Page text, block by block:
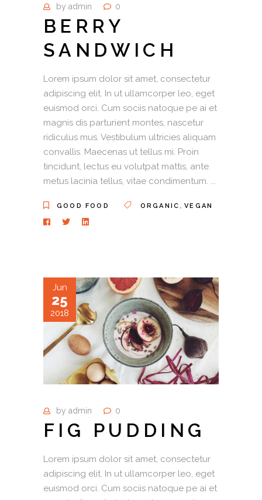
by admin 0
BERRY
SANDWICH
Lorem ipsum dolor sit amet, consectetur
adipiscing elit. In ut ullamcorper leo, eget
euismod orci. Cum sociis natoque pe ai et
magnis dis parturient montes, nascetur
ridiculus mus. Vestibulum ultricies aliquam
convallis. Maecenas ut tellus mi. Proin
tincidunt, lectus eu volutpat mattis, ante
metus lacinia tellus, vitae condimentum.
GOOD FOOD ORGANIC ,VEGAN
Jun
25
2018
by admin 0
FIG PUDDING
Lorem ipsum dolor sit amet, consectetur
adipiscing elit. In ut ullamcorper leo, eget
euismod orci. Cum sociis natoque pe ai et